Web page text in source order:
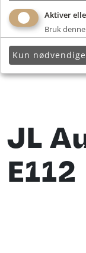
JL
E112
Aktiver
Bruk
Kun nødvendige